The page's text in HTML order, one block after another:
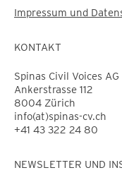
Impressum und
KONTAKT
Spinas Civil Voices AG
Ankerstrasse 112
8004 Zürich
info(at)spinas-cv.ch
+41 43 322 24 80
NEWSLETTER UND